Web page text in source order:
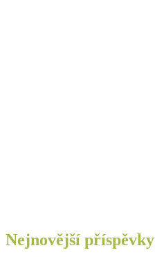
Nejnovější příspěvky